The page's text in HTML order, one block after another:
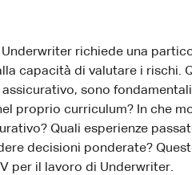
richiede una
capacità di valutare i rischi.
sono
proprio curriculum? In che
Quali esperienze
decisioni ponderate?
per il lavoro di Underwriter.